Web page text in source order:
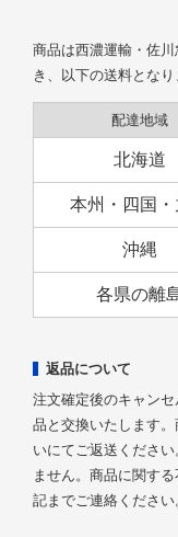
商品は西濃運輸・佐
き、以下の送料とな
配達地域
北海道
本州・四国・
沖縄
各県の離
返品について
注文確定後のキャン
品と交換いたします
いにてご返送くださ
ません。商品に関す
記までご連絡ください